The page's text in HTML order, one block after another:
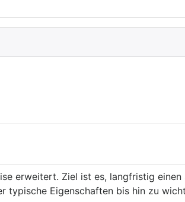
erweitert. Ziel ist es, langfristig
Eigenschaften bis hin zu